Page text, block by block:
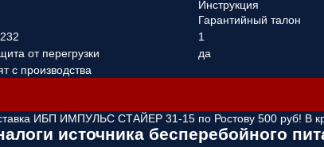
Инструкция
Гарантийный талон
1
от перегрузки
да
с производства
ИБП ИМПУЛЬС СТАЙЕР 31-15 по Ростову500 руб! В
источника бесперебойного